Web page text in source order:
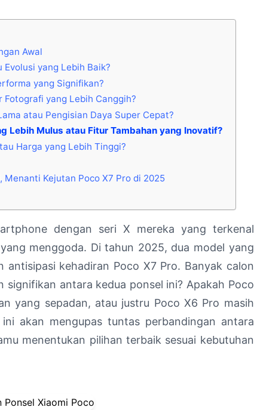
Awal
yang Lebih Baik?
yang Signifikan?
yang Lebih Canggih?
atau Pengisian Daya Super Cepat?
Lebih Mulus atau Fitur Tambahan yang Inovatif?
Harga yang Lebih Tinggi?
Menanti Kejutan Poco X7 Pro di 2025
dengan seri X mereka yang terkenal
menggoda. Di tahun 2025, dua model yang
kehadiran Poco X7 Pro. Banyak calon
antara kedua ponsel ini? Apakah Poco
yang sepadan, atau justru Poco X6 Pro masih
akan mengupas tuntas perbandingan antara
menentukan pilihan terbaik sesuai kebutuhan